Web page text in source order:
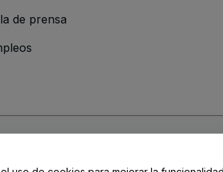
de prensa